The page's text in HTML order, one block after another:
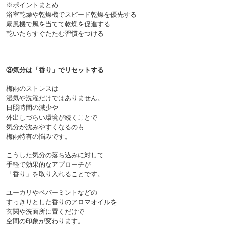
※ポイントまとめ
浴室乾燥や乾燥機でスピード乾燥を優先する
扇風機で風を当てて乾燥を促進する
③気分は「香り」でリセットする
梅雨のストレスは
湿気や洗濯だけではありません。
日照時間の減少や
外出しづらい環境が続くことで
気分が沈みやすくなるのも
梅雨特有の悩みです。
こうした気分の落ち込みに対して
手軽で効果的なアプローチが
「香り」を取り入れることです。
ユーカリやペパーミントなどの
すっきりとした香りのアロマオイルを
玄関や洗面所に置くだけで
空間の印象が変わります。